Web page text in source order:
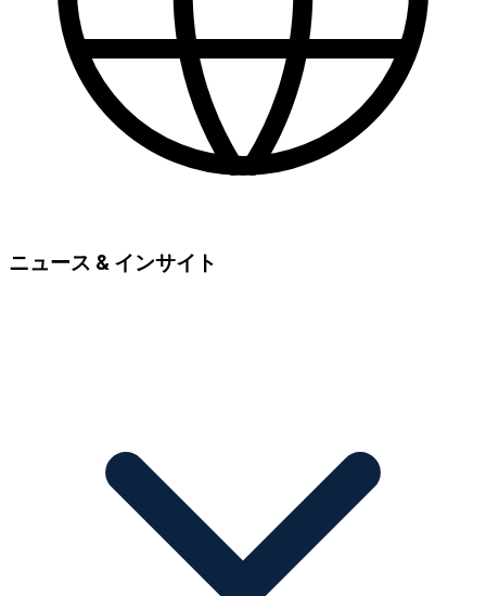
ニュース & インサイト